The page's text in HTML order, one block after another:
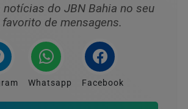
notícias do JBN Bahia no seu
favorito de mensagens.
Whatsapp Facebook